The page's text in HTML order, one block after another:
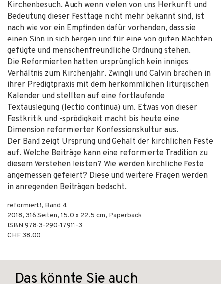
Kirchenbesuch. Auch wenn vielen von uns Herkunft und
Bedeutung dieser Festtage nicht mehr bekannt sind, ist
nach wie vor ein Empfinden dafür vorhanden, dass sie
einen Sinn in sich bergen und für eine von guten Mächten
gefügte und menschenfreundliche Ordnung stehen.
Die Reformierten hatten ursprünglich kein inniges
Verhältnis zum Kirchenjahr. Zwingli und Calvin brachen in
ihrer Predigtpraxis mit dem herkömmlichen liturgischen
Kalender und stellten auf eine fortlaufende
Textauslegung (lectio continua) um. Etwas von dieser
Festkritik und -sprödigkeit macht bis heute eine
Dimension reformierter Konfessionskultur aus.
Der Band zeigt Ursprung und Gehalt der kirchlichen Feste
auf. Welche Beiträge kann eine reformierte Tradition zu
diesem Verstehen leisten? Wie werden kirchliche Feste
angemessen gefeiert? Diese und weitere Fragen werden
in anregenden Beiträgen bedacht.
reformiert!, Band 4
2018, 316 Seiten, 15.0 x 22.5 cm, Paperback
ISBN 978-3-290-17911-3
CHF 38.00
Das könnte Sie auch